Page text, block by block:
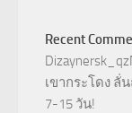
Recent
เขากระโดง ลั่
7-15 วัน!